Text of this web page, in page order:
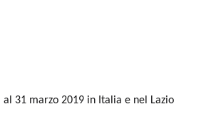
al 31 marzo 2019 in Italia e nel Lazio